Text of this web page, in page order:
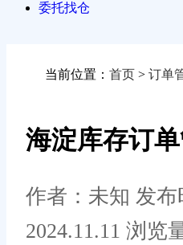
委托找仓
当前位置： 首页 > 订单
海淀库存订
作者：未知 发布
2024.11.11 浏览